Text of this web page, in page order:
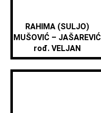
RAHIMA (SULJO)
MUŠOVIĆ – JAŠAREVIĆ
rođ. VELJAN